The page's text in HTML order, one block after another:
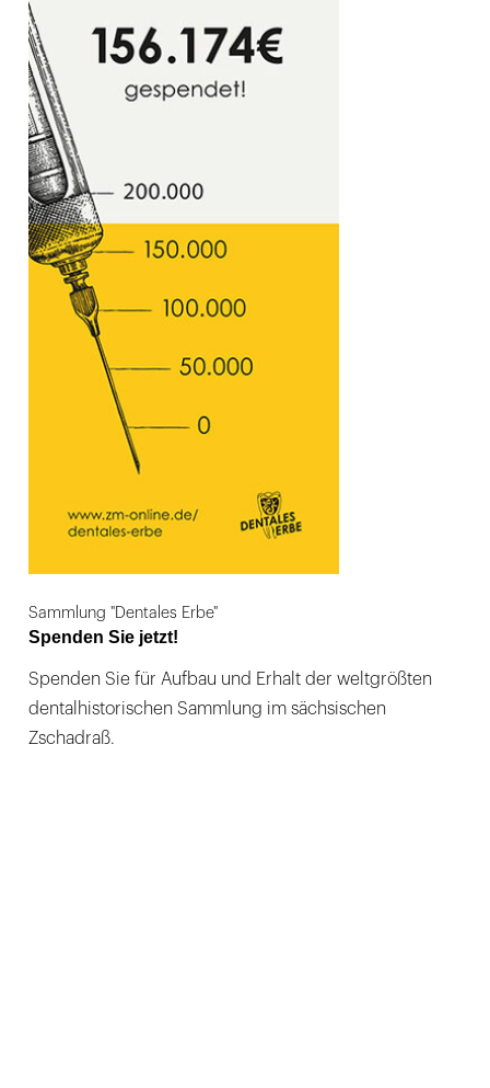
Sammlung "Dentales Erbe"
Spenden Sie jetzt!
Spenden Sie für Aufbau und Erhalt der weltgrößten
dentalhistorischen Sammlung im sächsischen
Zschadraß.